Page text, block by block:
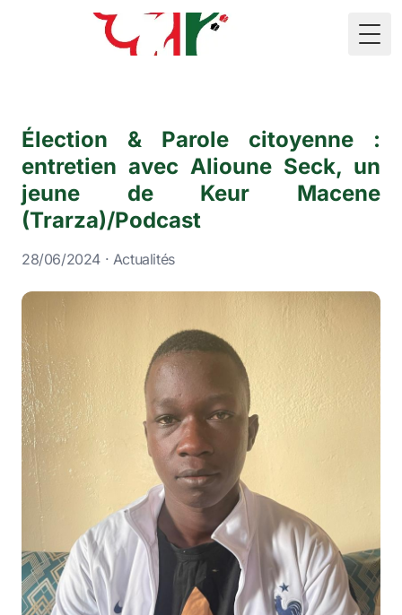
🇲🇷
Élection & Parole citoyenne :
entretien avec Alioune Seck, un
jeune de Keur Macene
(Trarza)/Podcast
28/06/2024 · Actualités